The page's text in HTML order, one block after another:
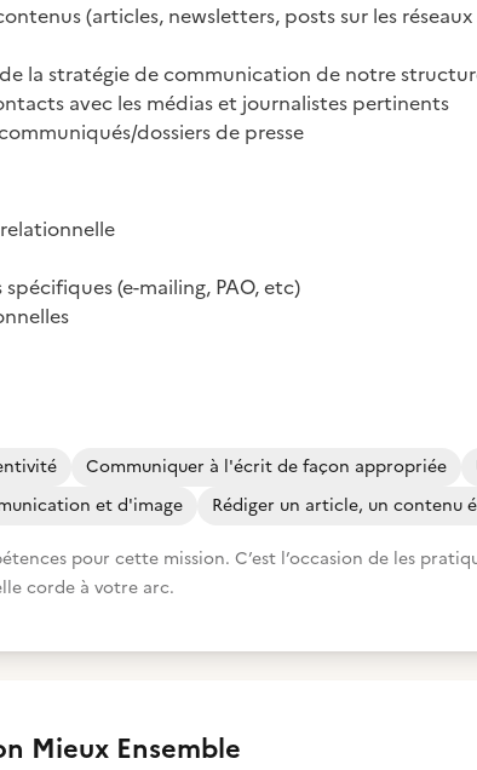
(articles, newsletters, posts sur les
la stratégie de communication de notre
avec les médias et journalistes pertinents
dossiers de presse
(e-mailing, PAO, etc)
Communiquer à l'écrit de façon appropriée
et d'image
Rédiger un article, un contenu
pour cette mission. C’est l’occasion de les
corde à votre arc.
Mieux Ensemble